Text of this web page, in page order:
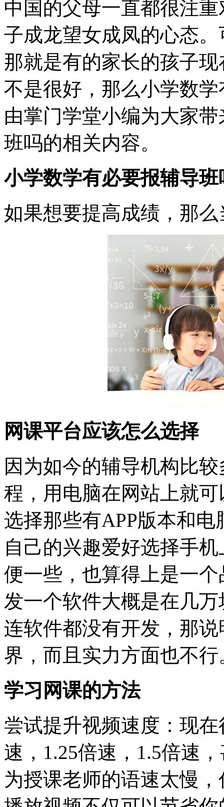
中国的父母一直都很注
子成龙望女成凤的心态
那就是有的家长的孩子
不是很好，那么小学数
由掌门学堂小编为大家
班吗的相关内容。
小学数学有必要报辅导班
如果想要提高成绩，那
网课平台应该怎么选择
因为如今的辅导机构比
程，用电脑在网站上就
选择那些有APP版本和
自己的兴趣爱好选择手
便一些，也算得上是一
发一个软件大概是在几
连软件都没有开发，那
界，而且实力方面也不行
学习网课的方法
尝试提升视频速度：现
速，1.25倍速，1.5倍速
为授课老师的语速太慢